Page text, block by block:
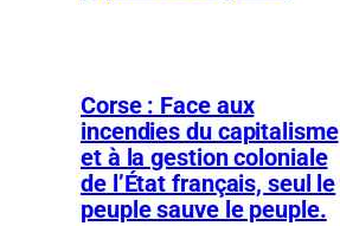
Corse : Face aux
incendies du capitalisme
et à la gestion coloniale
de l’État français, seul le
peuple sauve le peuple.